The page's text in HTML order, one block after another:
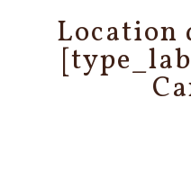
Location de vacances